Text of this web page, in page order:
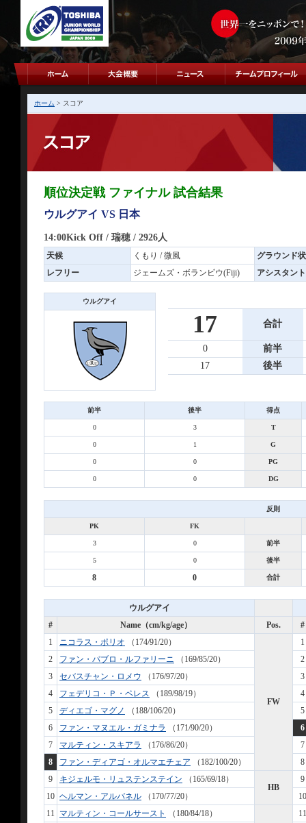
ホーム > スコア
順位決定戦 ファイナル 試合結果
ウルグアイ VS 日本
14:00Kick Off / 瑞穂 / 2926人
天候 くもり / 微風
グラウンド
レフリー
ジェームズ・ボランビウ(Fiji) アシスタン
ウルグアイ
17 合計
0
前半
17
後半
前半 後半 得点
0 3 T
0 1 G
0 0 PG
0 0 DG
反則
PK FK
3 0 前半
5 0 後半
8 0 合計
ウルグアイ
#
Name（cm/kg/age） Pos.
#
1
ニコラス・ポリオ （174/91/20）
FW
1
2
ファン・パブロ・ルファリーニ （169/85/20）
2
3
セバスチャン・ロメウ （176/97/20）
3
4
フェデリコ・Ｐ・ペレス （189/98/19）
4
5
ディエゴ・マグノ （188/106/20）
5
6
ファン・マヌエル・ガミナラ （171/90/20）
6
7
マルティン・スキアラ （176/86/20）
7
8
ファン・ディアゴ・オルマエチェア （182/100/20）
8
9
キジェルモ・リュステンステイン （165/69/18）
HB
9
10 ヘルマン・アルバネル （170/77/20）
10
11
マルティン・コールサースト （180/84/18）
11